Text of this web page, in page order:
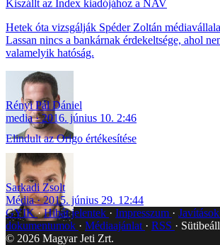
Kiszállt az Index kiadójához a NAV
Hetek óta vizsgálják Spéder Zoltán
Lassan nincs a bankárnak érdekeltsége, ahol
valamelyik hatóság.
Rényi Pál Dániel
media
2016. június 10. 2:46
Elindult az Origo értékesítése
Sarkadi Zsolt
Média
2015. június 29. 12:44
GYIK Hibát jelentek Impresszum
dokumentumok
Médiaajánlat RSS
© 2026 Magyar Jeti Zrt.